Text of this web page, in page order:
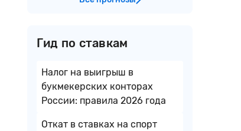
Гид по ставкам
Налог на выигрыш в
букмекерских конторах
России: правила 2026 года
Откат в ставках на спорт